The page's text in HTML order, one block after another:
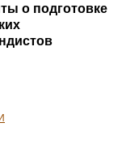
о подготовке